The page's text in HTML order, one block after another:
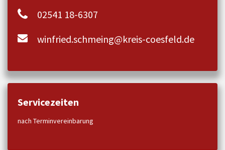
02541 18-6307
winfried.schmeing@kreis-coesfeld.de
Servicezeiten
nach Terminvereinbarung